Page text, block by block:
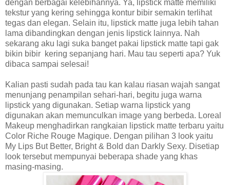
dengan berbagai kelebihannya. Ya, lipstick matte memiliki
tekstur yang kering sehingga kontur bibir semakin terlihat
tegas dan elegan. Selain itu, lipstick matte juga lebih tahan
lama dibandingkan dengan jenis lipstick lainnya. Nah
sekarang aku lagi suka banget pakai lipstick matte tapi gak
bikin bibir kering sepanjang hari. Mau tau seperti apa? Yuk
dibaca sampai selesai!
Kalian pasti sudah pada tau kan kalau riasan wajah sangat
menunjang penampilan sehari-hari, begitu juga warna
lipstick yang digunakan. Setiap warna lipstick yang
digunakan akan memunculkan image yang berbeda. Loreal
Makeup menghadirkan rangkaian lipstick matte terbaru yaitu
Color Riche Rouge Magique. Dengan pilihan 3 look yaitu
My Lips But Better, Bright & Bold dan Darkly Sexy. Disetiap
look tersebut mempunyai beberapa shade yang khas
masing-masing.